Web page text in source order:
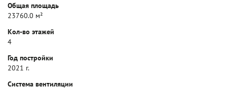
Общая площадь
23760.0 м²
Кол-во этажей
4
Год постройки
2021 г.
Система вентиляции